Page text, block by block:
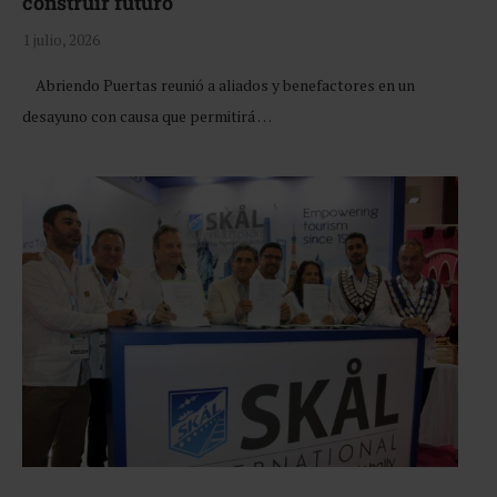
1 julio, 2026
Abriendo Puertas reunió a aliados y benefactores en un
desayuno con causa que permitirá …